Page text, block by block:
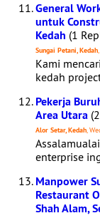
General
untuk
Kedah (1
Sungai Petani, Kedah
Kami
kedah
Pekerja
Area Utara
Alor Setar, Kedah,
enterprise
Manpower
Restaurant
Shah Alam,